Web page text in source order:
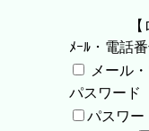
ﾒｰﾙ・電話
メール
パスワード
パスワー